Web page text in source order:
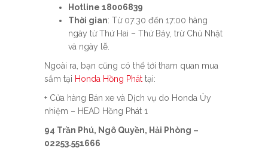
Hotline 18006839
Thời gian: Từ 07:30 đến 17:00 hàng
ngày từ Thứ Hai – Thứ Bảy, trừ Chủ Nhật
và ngày lễ.
Ngoài ra, bạn cũng có thể tới tham quan mua
sắm tại Honda Hồng Phát tại:
+ Cửa hàng Bán xe và Dịch vụ do Honda Ủy
nhiệm – HEAD Hồng Phát 1
94 Trần Phú, Ngô Quyền, Hải Phòng –
02253.551666